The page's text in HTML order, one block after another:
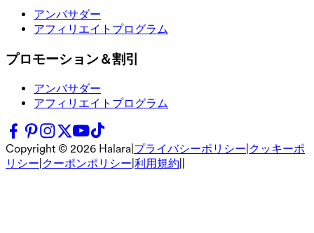
アンバサダー
アフィリエイトプログラム
プロモーション＆割引
アンバサダー
アフィリエイトプログラム
Copyright © 2026 Halara プライバシーポリシー クッキーポ
リシー クーポンポリシー 利用規約